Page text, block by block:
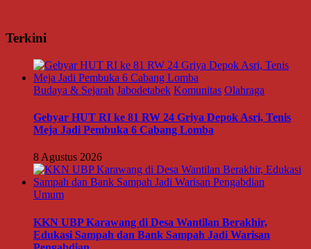
Terkini
Budaya & Sejarah Jabodetabek Komunitas Olahraga
Gebyar HUT RI ke 81 RW 24 Griya Depok Asri, Tenis
Meja Jadi Pembuka 6 Cabang Lomba
8 Agustus 2026
Umum
KKN UBP Karawang di Desa Wantilan Berakhir,
Edukasi Sampah dan Bank Sampah Jadi Warisan